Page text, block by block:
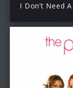
I Don’t Need